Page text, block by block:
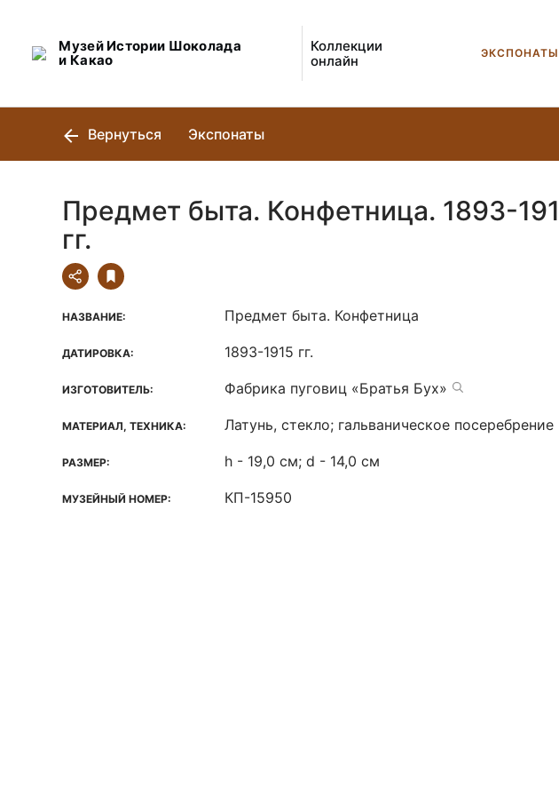
Музей Истории Шоколада
и Какао
Коллекции
онлайн
ЭКСПОНАТЫ
Вернуться Экспонаты
Предмет быта. Конфетница. 1893-
гг.
НАЗВАНИЕ: Предмет быта. Конфетница
ДАТИРОВКА: 1893-1915 гг.
ИЗГОТОВИТЕЛЬ: Фабрика пуговиц «Братья Бух»
МАТЕРИАЛ, ТЕХНИКА: Латунь, стекло; гальваническое посеребрение
РАЗМЕР: h - 19,0 см; d - 14,0 см
МУЗЕЙНЫЙ НОМЕР: КП-15950